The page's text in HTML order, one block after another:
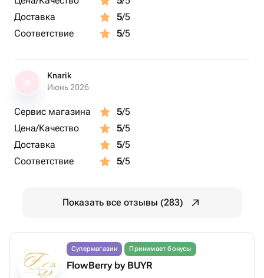
Доставка
5/5
Соответствие
5/5
Knarik
Июнь 2026
Сервис магазина 5/5
Цена/Качество
5/5
Доставка
5/5
Соответствие
5/5
Показать все отзывы (283)
Супермагазин Принимает бонусы
FlowBerry by BUYR